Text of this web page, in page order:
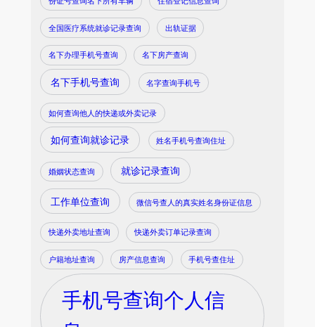
全国医疗系统就诊记录查询 出轨证据
名下办理手机号查询 名下房产查询
名下手机号查询 名字查询手机号
如何查询他人的快递或外卖记录
如何查询就诊记录 姓名手机号查询住址
婚姻状态查询 就诊记录查询
工作单位查询 微信号查人的真实姓名身份证信息
快递外卖地址查询 快递外卖订单记录查询
户籍地址查询 房产信息查询 手机号查住址
手机号查询个人信